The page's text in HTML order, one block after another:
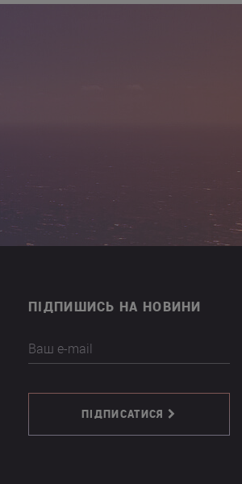
ПІДПИШИСЬ НА НОВИНИ
Ваш e-mail
ПІДПИСАТИСЯ